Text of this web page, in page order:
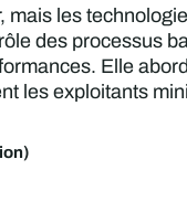
mais les
des processus
Elle
les exploitants